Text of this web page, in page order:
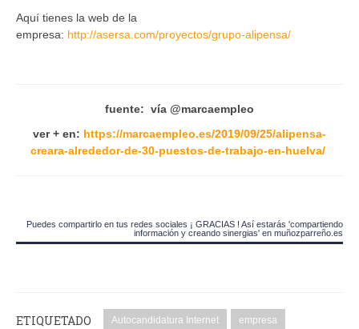
Aquí tienes la web de la
empresa: http://asersa.com/proyectos/grupo-alipensa/
fuente: vía @marcaempleo
ver + en: https://marcaempleo.es/2019/09/25/alipensa-
creara-alrededor-de-30-puestos-de-trabajo-en-huelva/
Puedes compartirlo en tus redes sociales ¡ GRACIAS ! Así estarás 'compartiendo
información y creando sinergias' en muñozparreño.es
ETIQUETADO Autocandidatura Internet empresa